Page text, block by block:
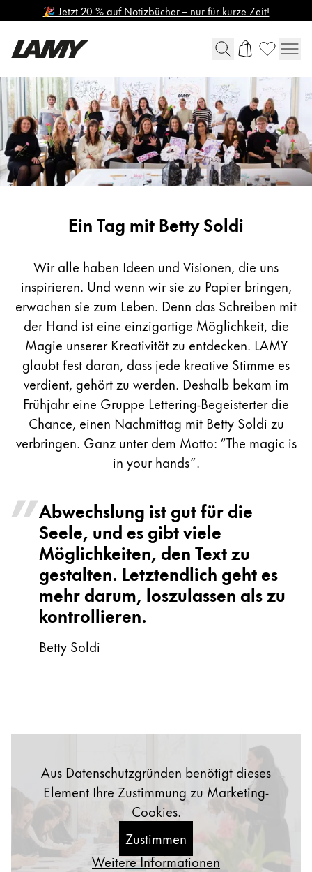
🎉 Jetzt 20 % auf Notizbücher – nur für kurze Zeit!
Schreibgeräte
Füllhalter
Kugelschreiber
Druck-/ Drehbleistifte
Tintenroller
LAMY safari roll-ink
Bundles
Digital Writing
Für Apple
Für Android
Digital Paper
Malen & Zeichnen
Wasserfarbe
Zubehör & Ersatzteile
Ersatzminen
Tinten / Tintenlöscher
Ersatzteile
Federspitzen
Etuis
Notizbücher
Geschenk-Sets
LAMY pico Lx
Gravur
Inspiration
Global
Die globale Region steht für alle Länder, in denen
Europa
Diese Region enthält Länder mit den Sprachen,
Greece
Romania
română
Sweden
svenska
Türkiye
Türkçe
Mittelamerika und Karibik
Diese Region enthält Länder mit den Sprachen,
Nordamerika
Diese Region enthält Länder mit den Sprachen,
Brazil
português
Chile
Mexico
español
Afrika
Diese Region enthält Länder mit den Sprachen,
Diese Region enthält Länder mit den Sprachen,
English
China
中文
South Korea
한국어
Ein Tag mit Betty Soldi
Wir alle haben Ideen und Visionen, die uns
inspirieren. Und wenn wir sie zu Papier bringen,
erwachen sie zum Leben. Denn das Schreiben mit
der Hand ist eine einzigartige Möglichkeit, die
Magie unserer Kreativität zu entdecken. LAMY
glaubt fest daran, dass jede kreative Stimme es
verdient, gehört zu werden. Deshalb bekam im
Frühjahr eine Gruppe Lettering-Begeisterter die
Chance, einen Nachmittag mit Betty Soldi zu
verbringen. Ganz unter dem Motto: “The magic is
in your hands”.
Abwechslung ist gut für die
Seele, und es gibt viele
Möglichkeiten, den Text zu
gestalten. Letztendlich geht es
mehr darum, loszulassen als zu
kontrollieren.
Betty Soldi
Aus Datenschutzgründen benötigt dieses
Element Ihre Zustimmung zu Marketing-
Cookies.
Zustimmen
Weitere Informationen